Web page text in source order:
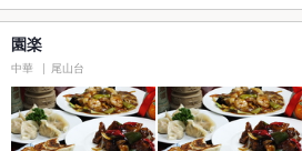
園楽
中華 尾山台